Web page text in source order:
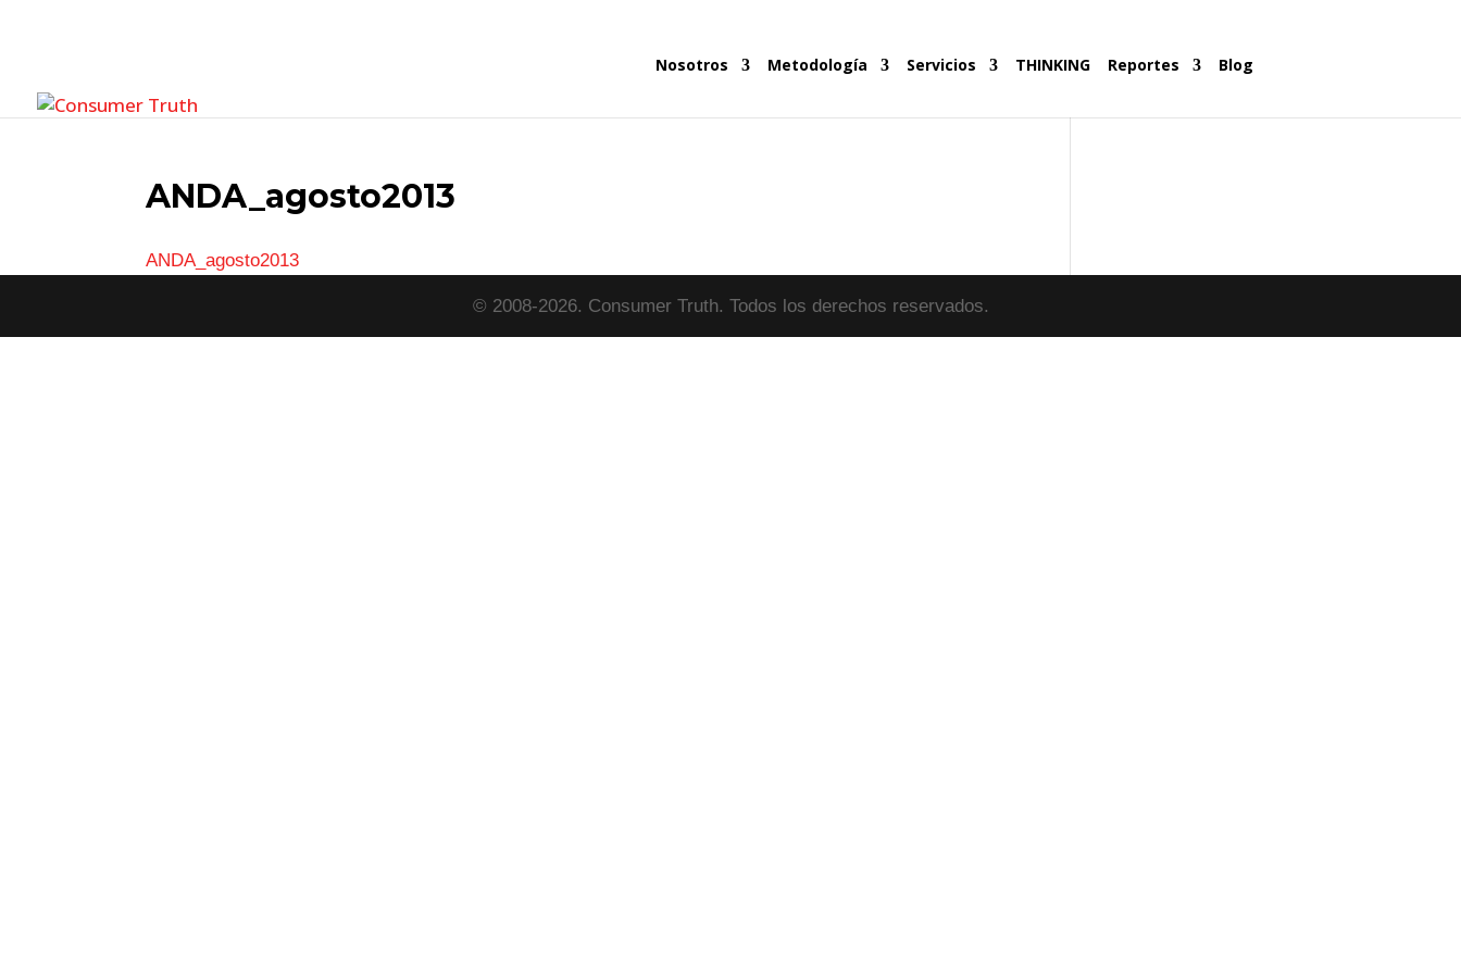
Nosotros Metodología Servicios THINKING Reportes Blog
ANDA_agosto2013
ANDA_agosto2013
© 2008-2026. Consumer Truth. Todos los derechos reservados.